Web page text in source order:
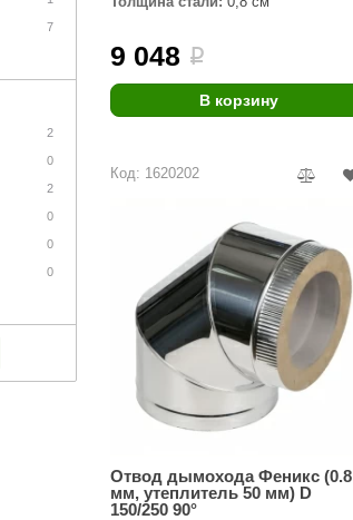
Elcon
MAGNUM
Размахайка
7
2
0
2
0
0
0
9 048 i
В корзину
Код: 1620202
Отвод дымохода Феникс (0.8
мм, утеплитель 50 мм) D
150/250 90°